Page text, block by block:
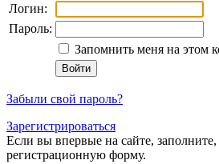
Логин:
Пароль:
Запомнить меня на этом
Забыли свой пароль?
Зарегистрироваться
Если вы впервые на сайте,
регистрационную форму.